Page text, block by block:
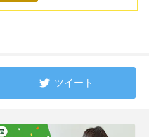
ツイート